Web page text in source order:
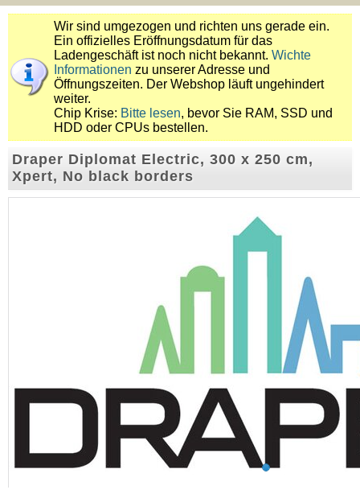
Wir sind umgezogen und richten uns gerade ein.
Ein offizielles Eröffnungsdatum für das
Ladengeschäft ist noch nicht bekannt. Wichte
Informationen zu unserer Adresse und
Öffnungszeiten. Der Webshop läuft ungehindert
weiter.
Chip Krise: Bitte lesen, bevor Sie RAM, SSD und
HDD oder CPUs bestellen.
Draper Diplomat Electric, 300 x 250 cm,
Xpert, No black borders